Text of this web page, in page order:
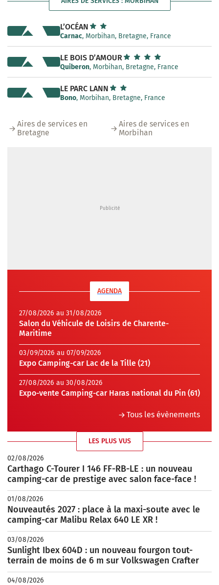
L’OCÉAN
Carnac, Morbihan, Bretagne, France
LE BOIS D’AMOUR
Quiberon, Morbihan, Bretagne, France
LE PARC LANN
Bono, Morbihan, Bretagne, France
Aires de services en
Bretagne
Aires de services en
Morbihan
AGENDA
27/08/2026 au 31/08/2026
Salon du Véhicule de Loisirs de Charente-
Maritime
03/09/2026 au 07/09/2026
Expo Camping-car Lac de la Tille (21)
27/08/2026 au 30/08/2026
Expo-vente Camping-car Haras national du Pin (61)
Tous les évènements
LES PLUS VUS
02/08/2026
Carthago C-Tourer I 146 FF-RB-LE : un nouveau
camping-car de prestige avec salon face-face !
01/08/2026
Nouveautés 2027 : place à la maxi-soute avec le
camping-car Malibu Relax 640 LE XR !
03/08/2026
Sunlight Ibex 604D : un nouveau fourgon tout-
terrain de moins de 6 m sur Volkswagen Crafter
04/08/2026